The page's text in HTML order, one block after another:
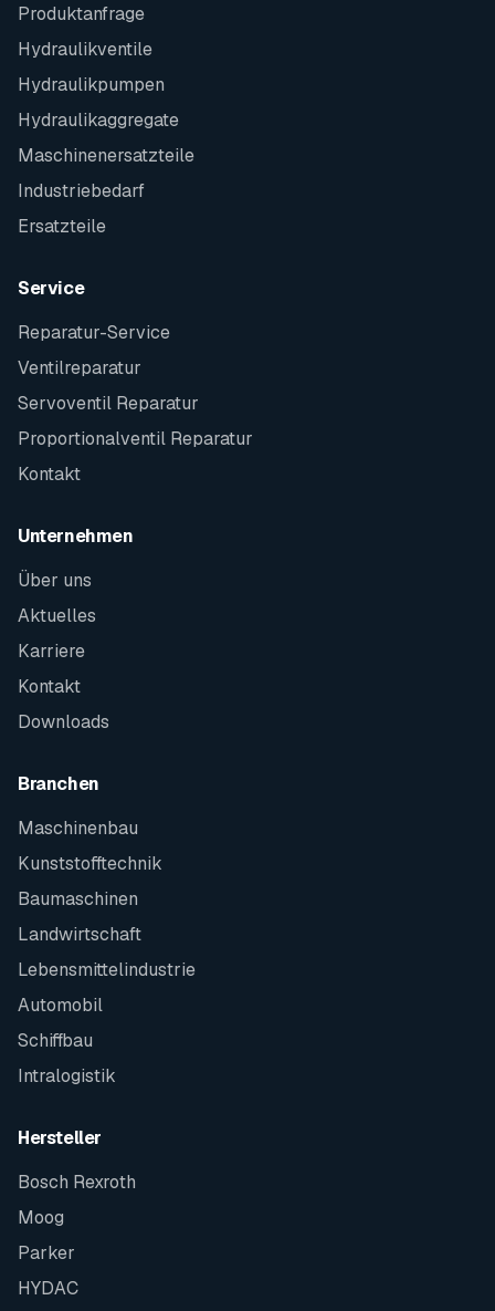
Produktanfrage
Hydraulikventile
Hydraulikpumpen
Hydraulikaggregate
Maschinenersatzteile
Industriebedarf
Ersatzteile
Service
Reparatur-Service
Ventilreparatur
Servoventil Reparatur
Proportionalventil Reparatur
Kontakt
Unternehmen
Über uns
Aktuelles
Karriere
Kontakt
Downloads
Branchen
Maschinenbau
Kunststofftechnik
Baumaschinen
Landwirtschaft
Lebensmittelindustrie
Automobil
Schiffbau
Intralogistik
Hersteller
Bosch Rexroth
Moog
Parker
HYDAC